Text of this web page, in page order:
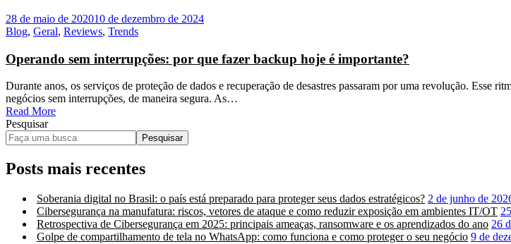
28 de maio de 202010 de dezembro de 2024
Blog, Geral, Reviews, Trends
Operando sem interrupções: por que fazer backup hoje é importante?
Durante anos, os serviços de proteção de dados e recuperação de desastres passaram por uma revolução. Esse
negócios sem interrupções, de maneira segura. As…
Read More
Pesquisar
Pesquisar
Posts mais recentes
Soberania digital no Brasil: o país está preparado para proteger seus dados estratégicos? 2 de junho de
Cibersegurança na manufatura: riscos, vetores de ataque e como reduzir exposição em ambientes IT/OT
Retrospectiva de Cibersegurança em 2025: principais ameaças, ransomware e os aprendizados do ano 26
Golpe de compartilhamento de tela no WhatsApp: como funciona e como proteger o seu negócio 9 de